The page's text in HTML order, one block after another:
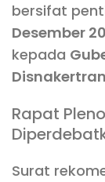
bersifat
Desember
kepada
Rapat
Surat